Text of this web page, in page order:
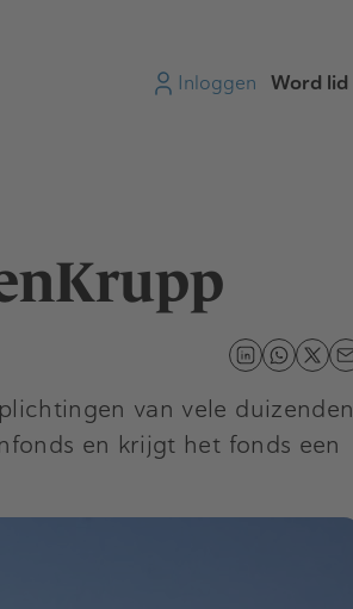
Inloggen Word lid
van vele duizenden
en krijgt het fonds een